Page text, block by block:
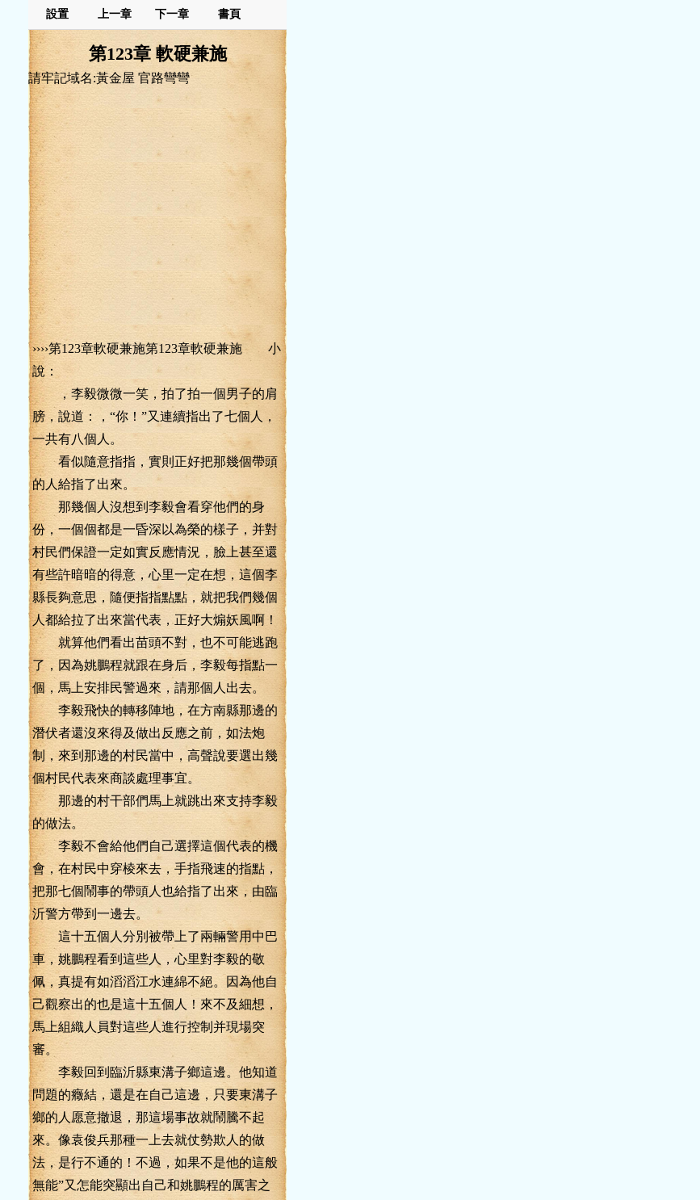
設置 上一章 下一章 書頁
第123章 軟硬兼施
請牢記域名:黃金屋 官路彎彎
››››第123章軟硬兼施第123章軟硬兼施 小
說：
，李毅微微一笑，拍了拍一個男子的肩
膀，說道：，“你！”又連續指出了七個人，
一共有八個人。
看似隨意指指，實則正好把那幾個帶頭
的人給指了出來。
那幾個人沒想到李毅會看穿他們的身
份，一個個都是一昏深以為榮的樣子，并對
村民們保證一定如實反應情況，臉上甚至還
有些許暗暗的得意，心里一定在想，這個李
縣長夠意思，隨便指指點點，就把我們幾個
人都給拉了出來當代表，正好大煽妖風啊！
就算他們看出苗頭不對，也不可能逃跑
了，因為姚鵬程就跟在身后，李毅每指點一
個，馬上安排民警過來，請那個人出去。
李毅飛快的轉移陣地，在方南縣那邊的
潛伏者還沒來得及做出反應之前，如法炮
制，來到那邊的村民當中，高聲說要選出幾
個村民代表來商談處理事宜。
那邊的村干部們馬上就跳出來支持李毅
的做法。
李毅不會給他們自己選擇這個代表的機
會，在村民中穿棱來去，手指飛速的指點，
把那七個鬧事的帶頭人也給指了出來，由臨
沂警方帶到一邊去。
這十五個人分別被帶上了兩輛警用中巴
車，姚鵬程看到這些人，心里對李毅的敬
佩，真提有如滔滔江水連綿不絕。因為他自
己觀察出的也是這十五個人！來不及細想，
馬上組織人員對這些人進行控制并現場突
審。
李毅回到臨沂縣東溝子鄉這邊。他知道
問題的癥結，還是在自己這邊，只要東溝子
鄉的人愿意撤退，那這場事故就鬧騰不起
來。像袁俊兵那種一上去就仗勢欺人的做
法，是行不通的！不過，如果不是他的這般
無能”又怎能突顯出自己和姚鵬程的厲害之